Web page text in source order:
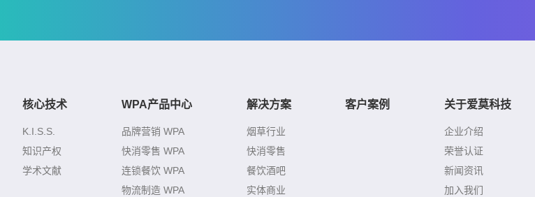
核心技术
K.I.S.S.
知识产权
学术文献
WPA产品中心
品牌营销 WPA
快消零售 WPA
连锁餐饮 WPA
物流制造 WPA
解决方案
烟草行业
快消零售
餐饮酒吧
实体商业
客户案例 关于爱莫科技
企业介绍
荣誉认证
新闻资讯
加入我们